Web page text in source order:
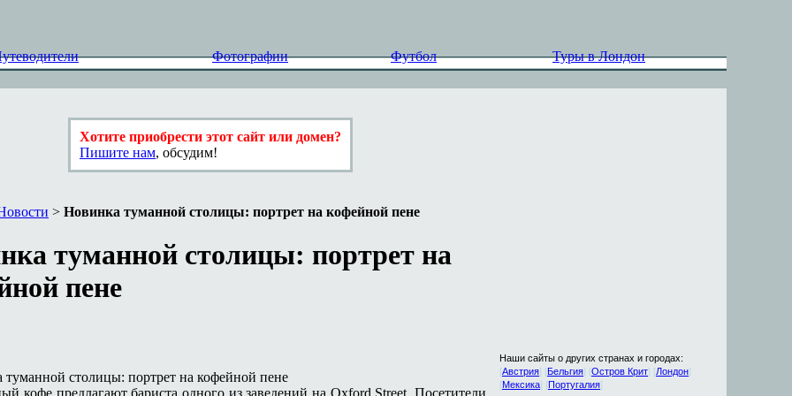
Фотографии Футбол Туры в Лондон
Хотите приобрести этот сайт или домен?
Пишите нам, обсудим!
> Новинка туманной столицы: портрет на кофейной пене
туманной столицы: портрет на
пене
кофе предлагают бариста одного из заведений на Oxford Street. Посетители
Наши сайты о других странах и городах:
[Австрия] [Бельгия] [Остров Крит] [Лондон]
[Мексика] [Португалия]